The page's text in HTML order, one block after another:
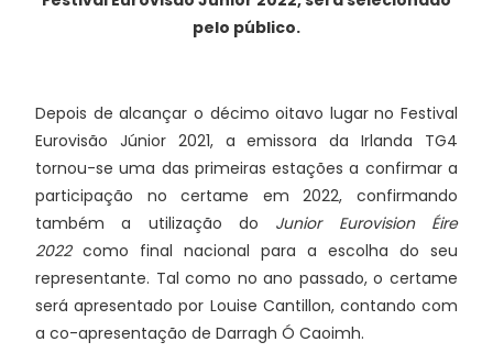
pelo público.
Depois de alcançar o décimo oitavo lugar no Festival
Eurovisão Júnior 2021, a emissora da Irlanda TG4
tornou-se uma das primeiras estações a confirmar a
participação no certame em 2022, confirmando
também a utilização do Junior Eurovision Éire
2022como final nacional para a escolha do seu
representante. Tal como no ano passado, o certame
será apresentado por Louise Cantillon, contando com
a co-apresentação de Darragh Ó Caoimh.